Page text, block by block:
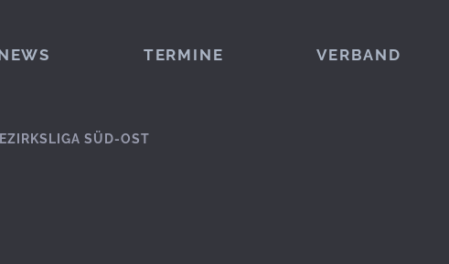
TERMINE VERBAND
SÜD-OST